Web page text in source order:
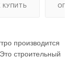
КУПИТЬ
производится
строительный